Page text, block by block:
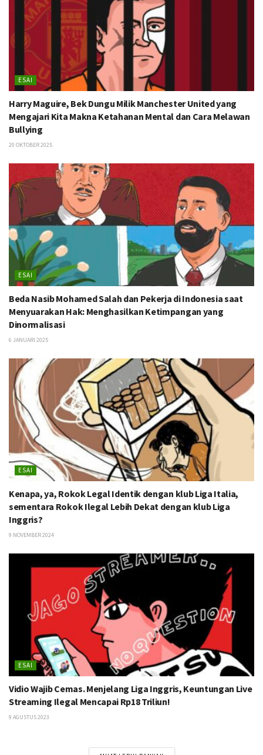
ESAI
Harry Maguire, Bek Dungu Milik Manchester United yang
Mengajari Kita Makna Ketahanan Mental dan Cara Melawan
Bullying
20 OKTOBER 2025
ESAI
Beda Nasib Mohamed Salah dan Pekerja di Indonesia saat
Menyuarakan Hak: Menghasilkan Ketimpangan yang
Dinormalisasi
6 JANUARI 2025
ESAI
Kenapa, ya, Rokok Legal Identik dengan klub Liga Italia,
sementara Rokok Ilegal Lebih Dekat dengan klub Liga
Inggris?
9 NOVEMBER 2024
ESAI
Vidio Wajib Cemas. Menjelang Liga Inggris, Keuntungan Live
Streaming Ilegal Mencapai Rp18 Triliun!
9 AGUSTUS 2023